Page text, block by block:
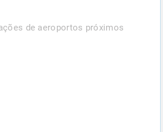
de aeroportos próximos